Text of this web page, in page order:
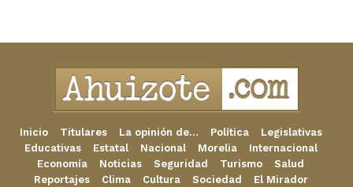
Inicio Titulares La opinión de… Política
Legislativas
Educativas
Estatal Nacional Morelia
Internacional
Economía
Noticias Seguridad Turismo
Salud
Reportajes
Clima Cultura Sociedad
El Mirador